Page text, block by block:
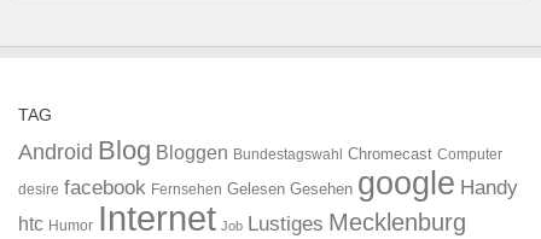
TAG
Android Blog Bloggen Bundestagswahl Chromecast Computer
desire facebook Fernsehen Gelesen Gesehen google Handy
htc Humor Internet Job Lustiges Mecklenburg